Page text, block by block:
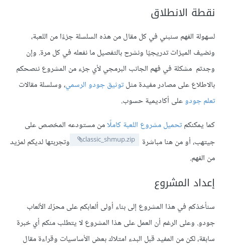
نقطة الانطلاق
لسهولة الفهم سنبني في كل مقال من هذه السلسلة جزءًا من اللعبة،
ونضيف الميزات تدريجيًا ونشرح بالتفصيل ما نفعله في كل مرة. وإن
وجدتم مشكلة في فهم الجانب البرمجي لأي جزء من المشروع ننصحكم
بالاطلاع على مصادر مفيدة مثلتوثيق جودو الرسمي، وسلسلة مقالات
تعلم جودوعلى أكاديمية حسوب.
كما يمكنكمتحميل مشروع اللعبة كاملًامن مستودعه المخصص على
جيتهب، أو من هنا مباشرة
classic_shmup.zip
وتجربتها لديكم لمزيد
من الفهم.
إعداد المشروع
سنأخذكم في هذا المشروع إلى بناء أولى ألعابكم على محرّك الألعاب
جودو. وعلى الرغم أن العمل على هذا المشروع لا يتطلب منكم أي خبرة
سابقة، لكن من المفيد قبل البدء امتلاك بعض الأساسيات وقراءة مقال